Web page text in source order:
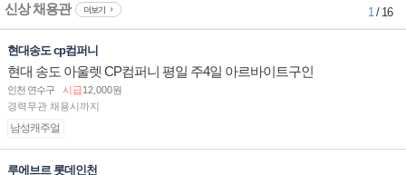
신상 채용관 더보기 1/ 16
현대송도 cp컴퍼니
현대 송도 아울렛 CP컴퍼니 평일 주4일 아르바이트구인
인천 연수구 시급12,000원
경력무관 채용시까지
남성캐주얼
루에브르 롯데인천